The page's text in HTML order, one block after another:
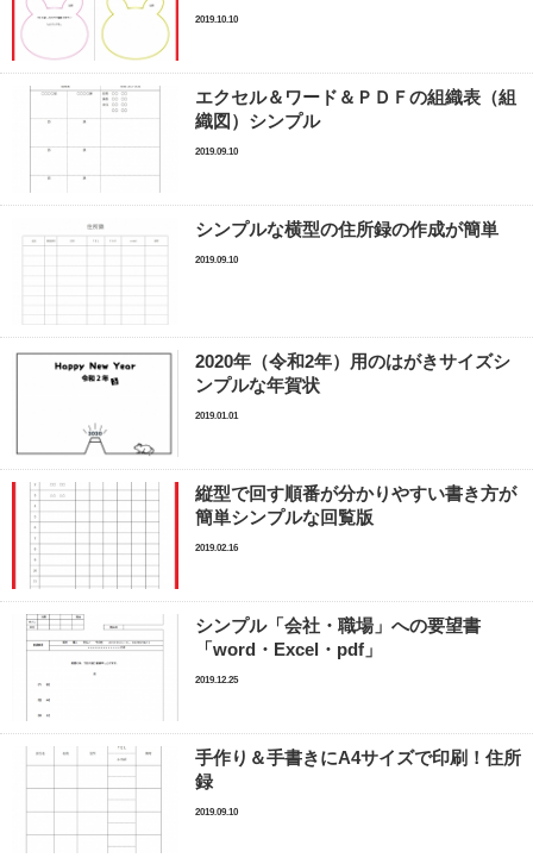
2019.10.10
エクセル＆ワード＆ＰＤＦの組織表（組
織図）シンプル
2019.09.10
シンプルな横型の住所録の作成が簡単
2019.09.10
2020年（令和2年）用のはがきサイズシ
ンプルな年賀状
2019.01.01
縦型で回す順番が分かりやすい書き方が
簡単シンプルな回覧版
2019.02.16
シンプル「会社・職場」への要望書
「word・Excel・pdf」
2019.12.25
手作り＆手書きにA4サイズで印刷！住所
録
2019.09.10